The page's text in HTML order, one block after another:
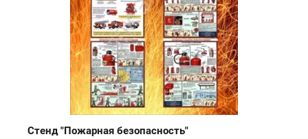
Стенд "Пожарная безопасность"